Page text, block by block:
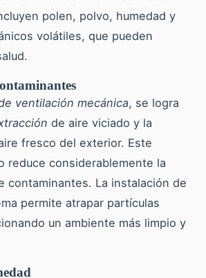
polen, polvo, humedad y
volátiles, que pueden
ventilación mecánica, se logra
de aire viciado y la
fresco del exterior. Este
reduce considerablemente la
contaminantes. La instalación de
permite atrapar partículas
un ambiente más limpio y